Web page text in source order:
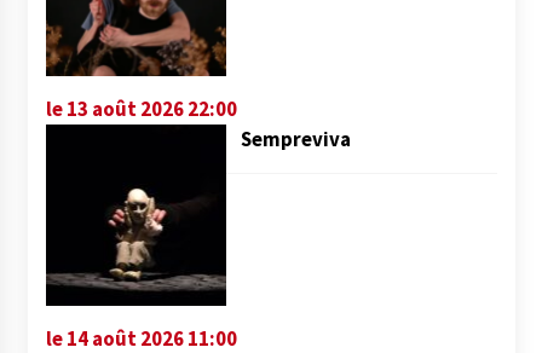
le 13 août 2026 22:00
Sempreviva
le 14 août 2026 11:00